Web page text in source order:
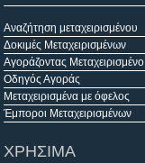
Αναζήτηση μεταχειρισμένου
Δοκιμές Μεταχειρισμένων
Αγοράζοντας Μεταχειρισμένο
Οδηγός Αγοράς
Μεταχειρισμένα με όφελος
Έμποροι Μεταχειρισμένων
ΧΡΗΣΙΜΑ